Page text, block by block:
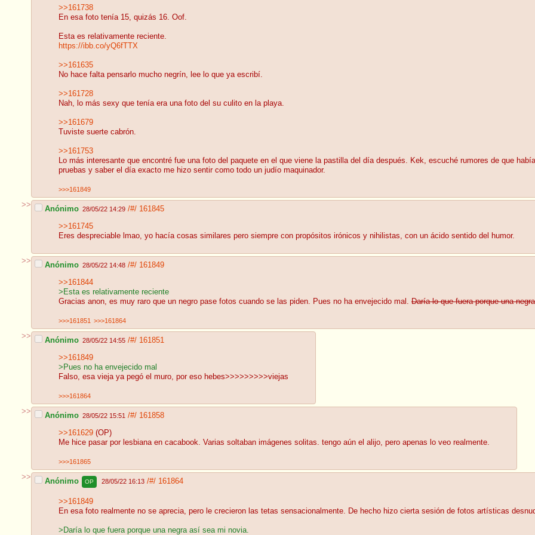
>>161738
En esa foto tenía 15, quizás 16. Oof.
Esta es relativamente reciente.
https://ibb.co/yQ6fTTX
>>161635
No hace falta pensarlo mucho negrín, lee lo que ya escribí.
>>161728
Nah, lo más sexy que tenía era una foto del su culito en la playa.
>>161679
Tuviste suerte cabrón.
>>161753
Lo más interesante que encontré fue una foto del paquete en el que viene la pastilla del día después. Kek, escuché rumores de que
pruebas y saber el día exacto me hizo sentir como todo un judío maquinador.
>>>161849
>> Anónimo 28/05/22 14:29 /#/ 161845
>>161745
Eres despreciable lmao, yo hacía cosas similares pero siempre con propósitos irónicos y nihilistas, con un ácido sentido del humor.
>> Anónimo 28/05/22 14:48 /#/ 161849
>>161844
>Esta es relativamente reciente
Gracias anon, es muy raro que un negro pase fotos cuando se las piden. Pues no ha envejecido mal. Daría lo que fuera porque una
>>>161851 >>>161864
>> Anónimo 28/05/22 14:55 /#/ 161851
>>161849
>Pues no ha envejecido mal
Falso, esa vieja ya pegó el muro, por eso hebes>>>>>>>>>viejas
>>>161864
>> Anónimo 28/05/22 15:51 /#/ 161858
>>161629 (OP)
Me hice pasar por lesbiana en cacabook. Varias soltaban imágenes solitas. tengo aún el alijo, pero apenas lo veo realmente.
>>>161865
>> Anónimo OP 28/05/22 16:13 /#/ 161864
>>161849
En esa foto realmente no se aprecia, pero le crecieron las tetas sensacionalmente. De hecho hizo cierta sesión de fotos artísticas
>Daría lo que fuera porque una negra así sea mi novia.